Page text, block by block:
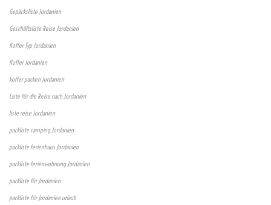
Gepäcksliste Jordanien
Geschäftsliste Reise Jordanien
Koffer Typ Jordanien
Koffer Jordanien
koffer packen Jordanien
Liste für die Reise nach Jordanien
liste reise Jordanien
packliste camping Jordanien
packliste ferienhaus Jordanien
packliste ferienwohnung Jordanien
packliste für Jordanien
packliste für Jordanien urlaub